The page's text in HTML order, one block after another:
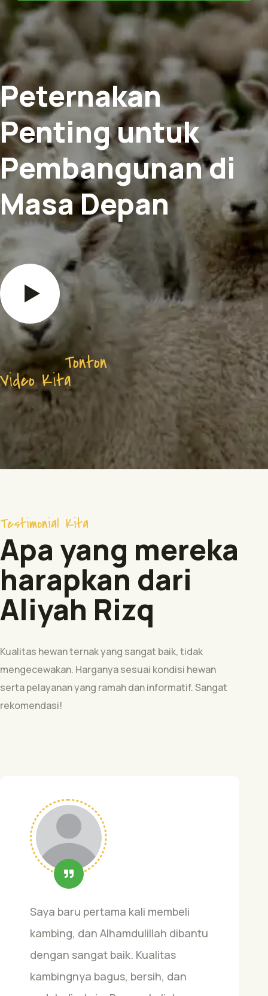
Peternakan
Penting untuk
Pembangunan di
Masa Depan
Tonton
Video Kita
Testimonial Kita
Apa yang mereka
harapkan dari
Aliyah Rizq
Kualitas hewan ternak yang sangat baik, tidak
mengecewakan. Harganya sesuai kondisi hewan
serta pelayanan yang ramah dan informatif. Sangat
rekomendasi!
Saya baru pertama kali membeli
kambing, dan Alhamdulillah dibantu
dengan sangat baik. Kualitas
kambingnya bagus, bersih, dan